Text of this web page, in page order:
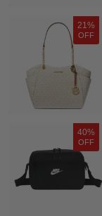
21%
OFF
40%
OFF